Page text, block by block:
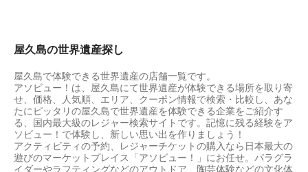
屋久島の世界遺産探し
屋久島で体験できる世界遺産の店舗一覧です。
アソビュー！は、屋久島にて世界遺産が体験できる場所を取り寄
せ、価格、人気順、エリア、クーポン情報で検索・比較し、あな
たにピッタリの屋久島で世界遺産を体験できる企業をご紹介す
る、国内最大級のレジャー検索サイトです。記憶に残る経験をア
ソビュー！で体験し、新しい思い出を作りましょう！
アクティビティの予約、レジャーチケットの購入なら日本最大の
遊びのマーケットプレイス「アソビュー！」にお任せ。パラグラ
イダーやラフティングなどのアウトドア、陶芸体験などの文化体